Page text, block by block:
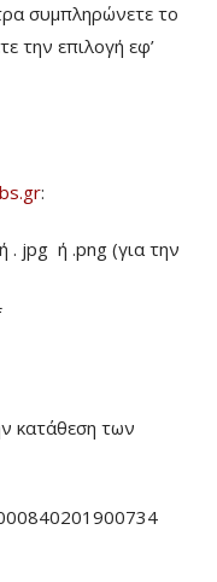
συμπληρώνετε το
την επιλογή εφ’
:
. jpg ή .png (για την
κατάθεση των